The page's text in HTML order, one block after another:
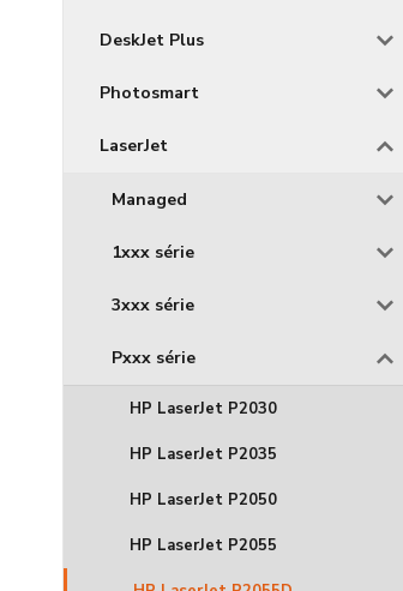
DeskJet Plus
Photosmart
LaserJet
Managed
1xxx série
3xxx série
Pxxx série
HP LaserJet P2030
HP LaserJet P2035
HP LaserJet P2050
HP LaserJet P2055